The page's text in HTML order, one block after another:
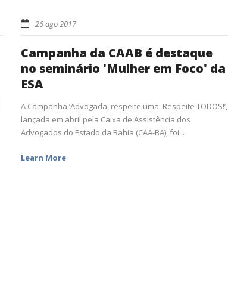
26 ago 2017
Campanha da CAAB é destaque
no seminário 'Mulher em Foco' da
ESA
A Campanha ‘Advogada, respeite uma: Respeite TODOS!’,
lançada em abril pela Caixa de Assistência dos
Advogados do Estado da Bahia (CAA-BA), foi...
Learn More